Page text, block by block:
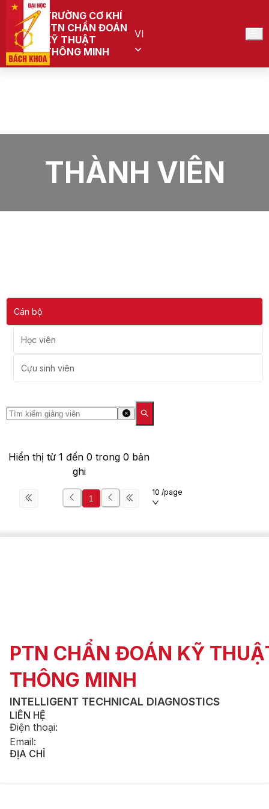
TRƯỜNG CƠ KHÍ
PTN CHẨN ĐOÁN
KỸ THUẬT
THÔNG MINH
VI
THÀNH VIÊN
Cán bộ
Học viên
Cựu sinh viên
Hiển thị từ 1 đến 0 trong 0 bản
ghi
1
10 /page
PTN CHẨN ĐOÁN KỸ
THÔNG MINH
INTELLIGENT TECHNICAL DIAGNOSTICS
LIÊN HỆ
Điện thoại:
Email:
ĐỊA CHỈ